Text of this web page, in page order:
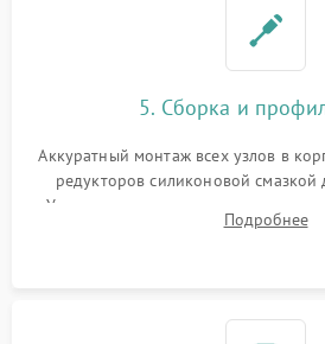
5. Сборка и
Аккуратный монтаж всех узлов в
редукторов силиконовой
Установка новых расходных
микрофибры, щеток). Надежная
Подробнее